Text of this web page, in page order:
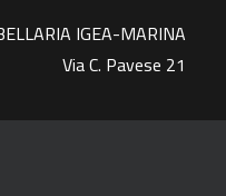
IGEA-MARINA
Via C. Pavese 21